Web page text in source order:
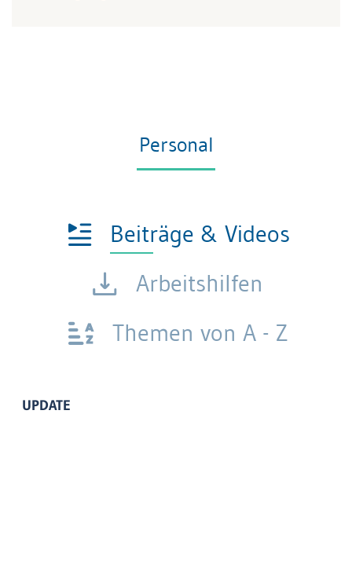
Personal
Beiträge & Videos
Arbeitshilfen
Themen von A - Z
UPDATE